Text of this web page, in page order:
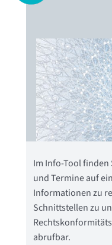
Im Info-Tool finden
und Termine auf
Informationen zu
Schnittstellen zu
abrufbar.